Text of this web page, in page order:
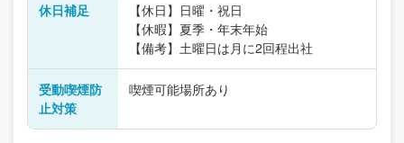
休日補足
【休日】日曜・祝日
【休暇】夏季・年末年始
【備考】土曜日は月に2回程出社
受動喫煙防
止対策
喫煙可能場所あり